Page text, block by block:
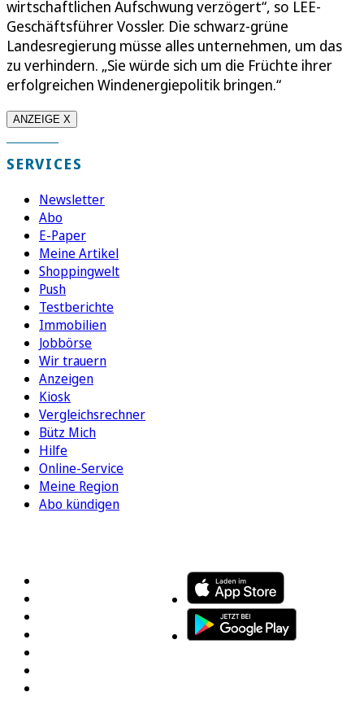
wirtschaftlichen Aufschwung verzögert“, so LEE-
Geschäftsführer Vossler. Die schwarz-grüne
Landesregierung müsse alles unternehmen, um das
zu verhindern. „Sie würde sich um die Früchte ihrer
erfolgreichen Windenergiepolitik bringen.“
ANZEIGE X
SERVICES
Newsletter
Abo
E-Paper
Meine Artikel
Shoppingwelt
Push
Testberichte
Immobilien
Jobbörse
Wir trauern
Anzeigen
Kiosk
Vergleichsrechner
Bütz Mich
Hilfe
Online-Service
Meine Region
Abo kündigen